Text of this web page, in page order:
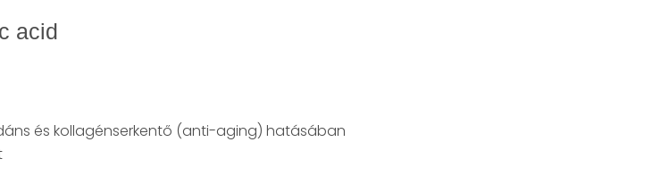
acid
és kollagénserkentő (anti-aging) hatásában